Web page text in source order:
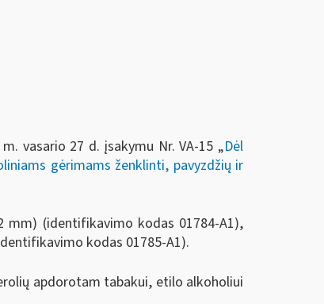
vasario 27 d. įsakymu Nr. VA-15 „Dėl
gėrimams ženklinti, pavyzdžių ir
(identifikavimo kodas 01784-A1),
kodas 01785-A1).
apdorotam tabakui, etilo alkoholiui